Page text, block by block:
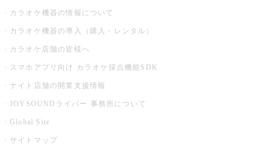
カラオケ機器の情報について
カラオケ機器の導入（購入・レンタル）
カラオケ店舗の皆様へ
スマホアプリ向け カラオケ採点機能SDK
ナイト店舗の開業支援情報
JOYSOUNDライバー 事務所について
Global Site
サイトマップ